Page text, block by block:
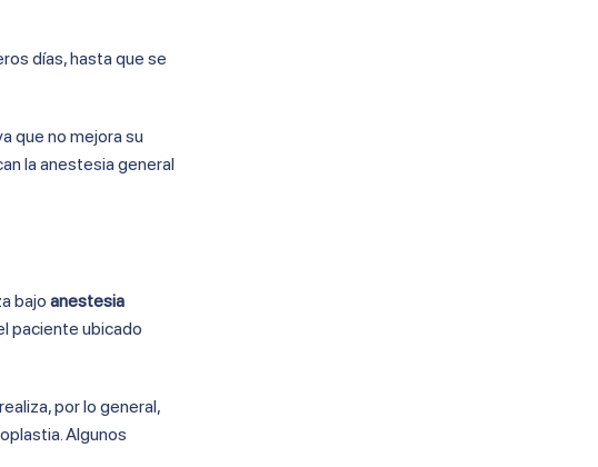
días, hasta que se
que no mejora su
la anestesia general
bajo anestesia
paciente ubicado
por lo general,
Algunos